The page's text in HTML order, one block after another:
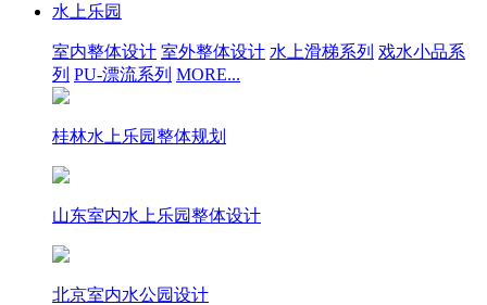
水上乐园
室内整体设计 室外整体设计 水上滑梯系列 戏水小品系
列 PU-漂流系列 MORE...
桂林水上乐园整体规划
山东室内水上乐园整体设计
北京室内水公园设计